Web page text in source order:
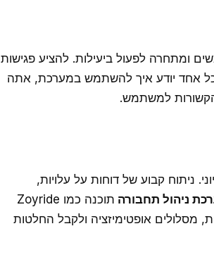
ומתחרה לפעול ביעילות. להציע פגישות
אחד יודע איך להשתמש במערכת, אתה
למשתמש.
ניתוח קבוע של דוחות על עלויות,
ניהול תחבורה
תוכנה כמו Zoyride
מסלולים אופטימיזציה ולקבל החלטות